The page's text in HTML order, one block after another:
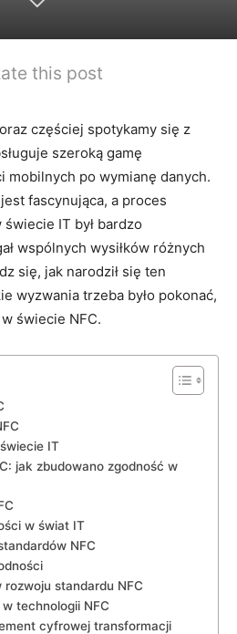
this post
częściej spotykamy się z
szeroką gamę
mobilnych po wymianę danych.
fascynująca, a proces
IT był bardzo
wspólnych wysiłków różnych
się, jak narodził się ten
wyzwania trzeba było pokonać,
świecie NFC.
IT
jak zbudowano zgodność w
w świat IT
NFC
standardu NFC
technologii NFC
cyfrowej transformacji